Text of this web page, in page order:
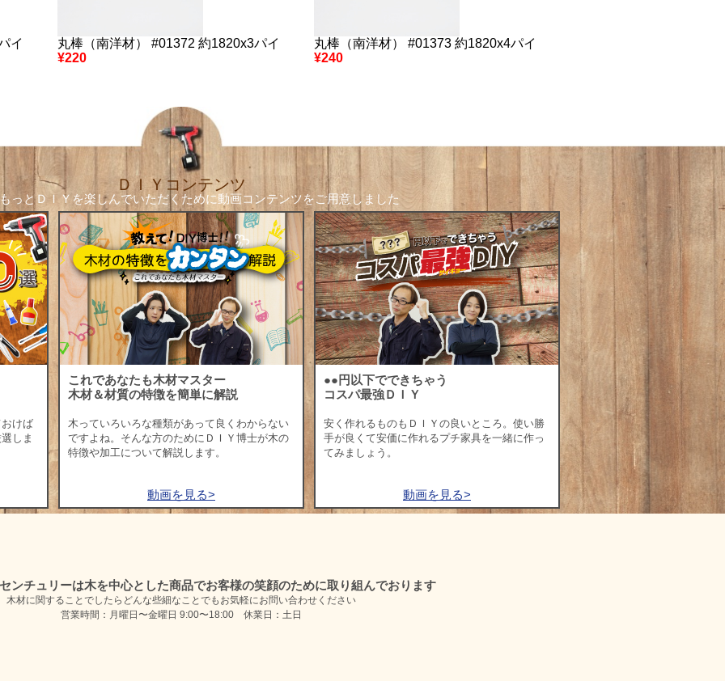
イ
丸棒（南洋材） #01372 約1820x3パイ
¥220
丸棒（南洋材） #01373 約1820x4パイ
¥240
ＤＩＹコンテンツ
っとＤＩＹを楽しんでいただくために動画コンテンツをご用意しました
けば
しま
これであなたも木材マスター
木材＆材質の特徴を簡単に解説
木っていろいろな種類があって良くわからない
ですよね。そんな方のためにＤＩＹ博士が木の
特徴や加工について解説します。
動画を見る>
●●円以下でできちゃう
コスパ最強ＤＩＹ
安く作れるものもＤＩＹの良いところ。使い勝
手が良くて安価に作れるプチ家具を一緒に作っ
てみましょう。
動画を見る>
ンチュリーは木を中心とした商品でお客様の笑顔のために取り組んでおります
木材に関することでしたらどんな些細なことでも お気軽にお問い合わせください
営業時間：月曜日〜金曜日 9:00〜18:00 休業日：土日